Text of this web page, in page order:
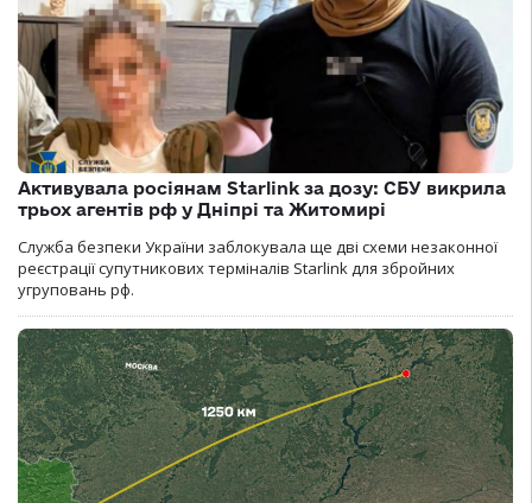
Активувала росіянам Starlink за дозу: СБУ викрила
трьох агентів рф у Дніпрі та Житомирі
Служба безпеки України заблокувала ще дві схеми незаконної
реєстрації супутникових терміналів Starlink для збройних
угруповань рф.